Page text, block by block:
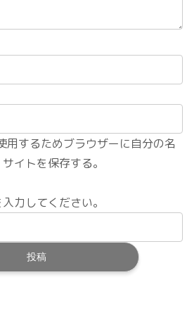
用するためブラウザーに自分の名
イトを保存する。
力してください。